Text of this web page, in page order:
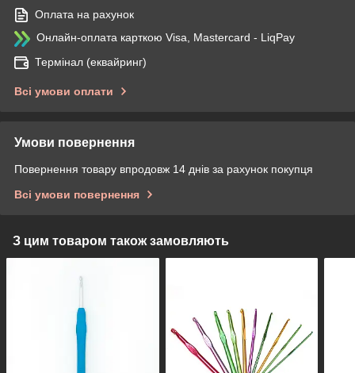
Оплата на рахунок
Онлайн-оплата карткою Visa, Mastercard - LiqPay
Термінал (еквайринг)
Всі умови оплати
Умови повернення
Повернення товару впродовж 14 днів за рахунок покупця
Всі умови повернення
З цим товаром також замовляють